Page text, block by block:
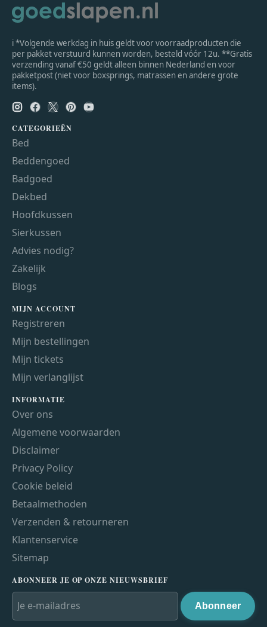
ℹ *Volgende werkdag in huis geldt voor voorraadproducten die
per pakket verstuurd kunnen worden, besteld vóór 12u. **Gratis
verzending vanaf €50 geldt alleen binnen Nederland en voor
pakketpost (niet voor boxsprings, matrassen en andere grote
items).
CATEGORIEËN
Bed
Beddengoed
Badgoed
Dekbed
Hoofdkussen
Sierkussen
Advies nodig?
Zakelijk
Blogs
MIJN ACCOUNT
Registreren
Mijn bestellingen
Mijn tickets
Mijn verlanglijst
INFORMATIE
Over ons
Algemene voorwaarden
Disclaimer
Privacy Policy
Cookie beleid
Betaalmethoden
Verzenden & retourneren
Klantenservice
Sitemap
ABONNEER JE OP ONZE NIEUWSBRIEF
Abonneer